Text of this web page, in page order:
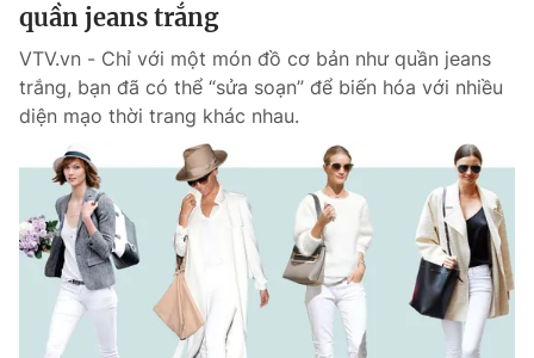
Emagazine
Photo Infographic
Video Shorts video
VTV Money VTV Thể thao
VTV Sức khoẻ Bất động sản
quần jeans trắng
VTV.vn - Chỉ với một món đồ cơ bản như quần jeans
trắng, bạn đã có thể “sửa soạn” để biến hóa với nhiều
diện mạo thời trang khác nhau.